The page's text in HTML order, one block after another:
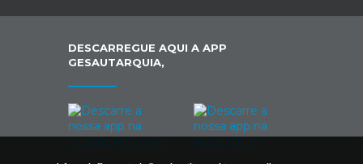
DESCARREGUE AQUI A APP
GESAUTARQUIA,